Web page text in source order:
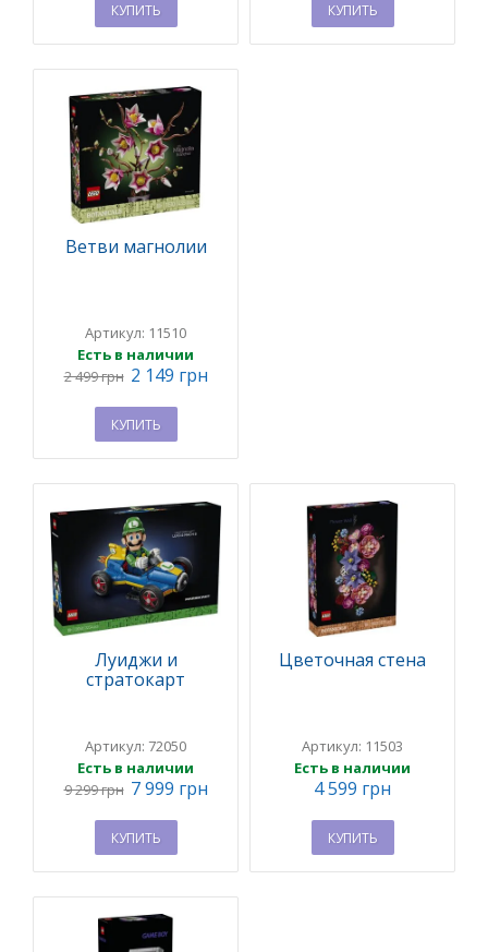
КУПИТЬ КУПИТЬ
Ветви магнолии
Артикул: 11510
Есть в наличии
2 499 грн 2 149 грн
КУПИТЬ
Луиджи и
стратокарт
Артикул: 72050
Есть в наличии
9 299 грн 7 999 грн
КУПИТЬ
Цветочная стена
Артикул: 11503
Есть в наличии
4 599 грн
КУПИТЬ